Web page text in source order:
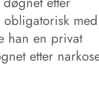
med
han en privat
etter